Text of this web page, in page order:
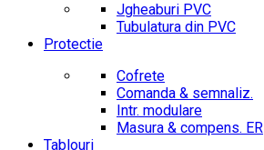
Jgheaburi PVC
Tubulatura din PVC
Protectie
Cofrete
Comanda & semnaliz.
Intr. modulare
Masura & compens. ER
Tablouri